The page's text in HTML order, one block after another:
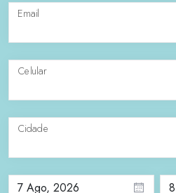
Email
Celular
Cidade